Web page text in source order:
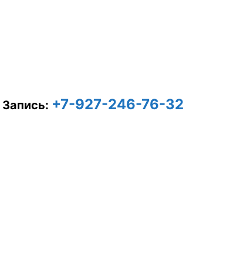
Запись: +7-927-246-76-32